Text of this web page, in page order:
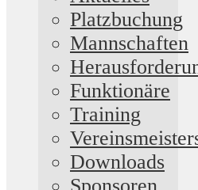
Platzbuchung
Mannschaften
Funktionäre
Training
Downloads
Sponsoren